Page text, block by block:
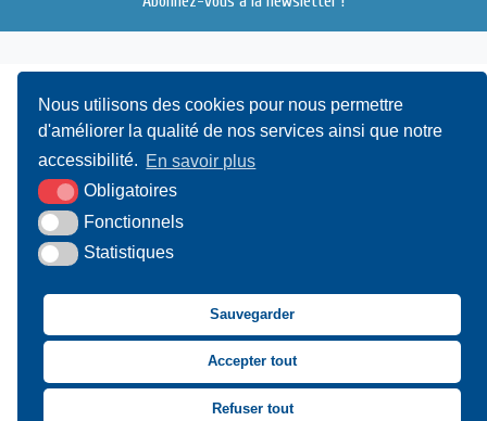
Nous utilisons des cookies pour nous permettre
d'améliorer la qualité de nos services ainsi que notre
accessibilité. En savoir plus
Obligatoires
Fonctionnels
Statistiques
Sauvegarder
Accepter tout
Refuser tout
UAMC- 4, Bis Avenue du Canada - 14000 CAEN
02 31 15 55 10
Suivez-nous sur Facebook
Suivez-nous sur X
Suivez-nous sur LinkedIn
Suivez-nous sur